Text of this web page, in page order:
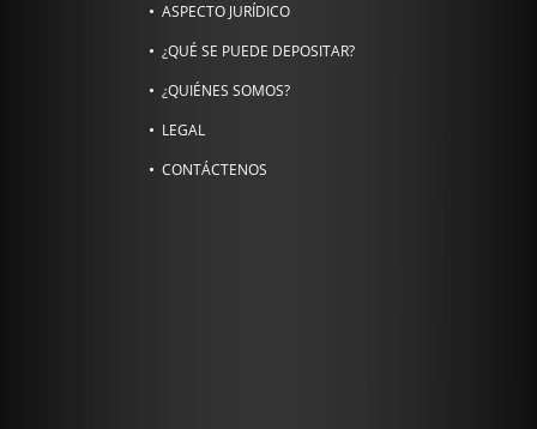
ASPECTO JURÍDICO
¿QUÉ SE PUEDE DEPOSITAR?
¿QUIÉNES SOMOS?
LEGAL
CONTÁCTENOS